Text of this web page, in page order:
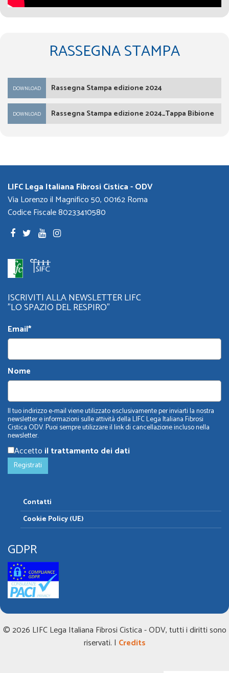
RASSEGNA STAMPA
DOWNLOAD Rassegna Stampa edizione 2024
DOWNLOAD Rassegna Stampa edizione 2024_Tappa Bibione
LIFC Lega Italiana Fibrosi Cistica - ODV
Via Lorenzo il Magnifico 50, 00162 Roma
Codice Fiscale 80233410580
ISCRIVITI ALLA NEWSLETTER LIFC
"LO SPAZIO DEL RESPIRO"
Email*
Nome
Il tuo indirizzo e-mail viene utilizzato esclusivamente per inviarti la nostra
newsletter e informazioni sulle attività della LIFC Lega Italiana Fibrosi
Cistica ODV. Puoi sempre utilizzare il link di cancellazione incluso nella
newsletter.
Accetto il trattamento dei dati
Contatti
Cookie Policy (UE)
GDPR
© 2026 LIFC Lega Italiana Fibrosi Cistica - ODV, tutti i diritti sono
riservati. | Credits